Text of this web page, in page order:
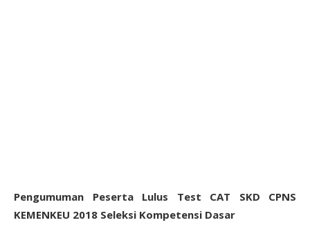
Pengumuman Peserta Lulus Test CAT SKD CPNS
KEMENKEU 2018 Seleksi Kompetensi Dasar